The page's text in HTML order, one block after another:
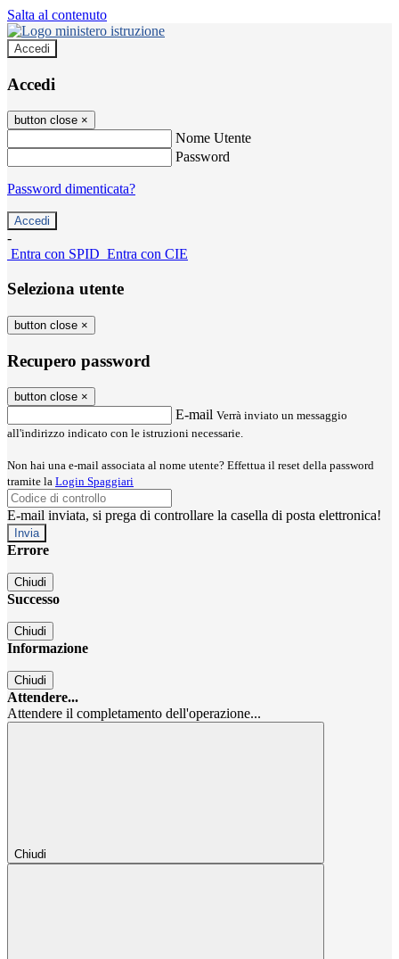
Salta al contenuto
Accedi
Accedi
button close ×
Nome Utente
Password
Password dimenticata?
-
Entra con SPID Entra con CIE
Seleziona utente
button close ×
Recupero password
button close ×
E-mail Verrà inviato un messaggio
all'indirizzo indicato con le istruzioni necessarie.
Non hai una e-mail associata al nome utente? Effettua il reset della password
tramite la Login Spaggiari
E-mail inviata, si prega di controllare la casella di posta elettronica!
Errore
Chiudi
Successo
Chiudi
Informazione
Chiudi
Attendere...
Attendere il completamento dell'operazione...
Chiudi